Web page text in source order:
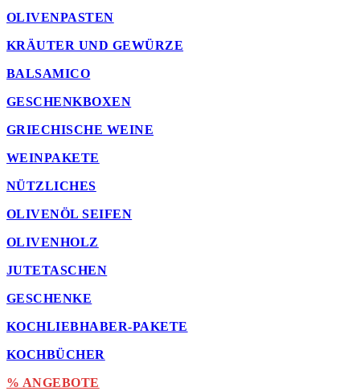
OLIVENPASTEN
KRÄUTER UND GEWÜRZE
BALSAMICO
GESCHENKBOXEN
GRIECHISCHE WEINE
WEINPAKETE
NÜTZLICHES
OLIVENÖL SEIFEN
OLIVENHOLZ
JUTETASCHEN
GESCHENKE
KOCHLIEBHABER-PAKETE
KOCHBÜCHER
% ANGEBOTE